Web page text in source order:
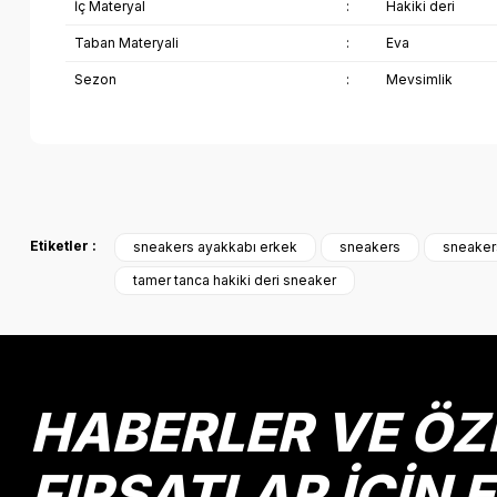
İç Materyal : Hakiki deri
Taban Materyali : Eva
Sezon : Mevsimlik
Etiketler : sneakers ayakkabı erkek sneakers
tamer tanca hakiki deri sneaker
HABERLER VE